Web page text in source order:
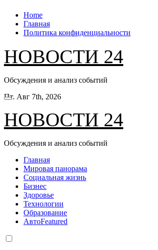
Перейти
содержанию
Home
Главная
Политика конфиденциальности
НОВОСТИ 24
Обсуждения и анализ событий
Пт. Авг 7th, 2026
НОВОСТИ 24
Обсуждения и анализ событий
Главная
Мировая панорама
Социальная жизнь
Бизнес
Здоровье
Технологии
Образование
АвтоFeatured